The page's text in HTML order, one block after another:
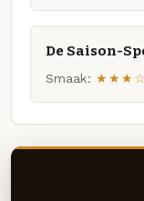
De Saison-
Smaak: